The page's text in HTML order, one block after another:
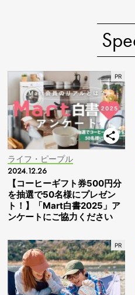
ライフ・ピープル
2024.12.26
【コーヒーギフト券500円分
を抽選で50名様にプレゼン
ト！】「Mart白書2025」ア
ンケートにご協力ください